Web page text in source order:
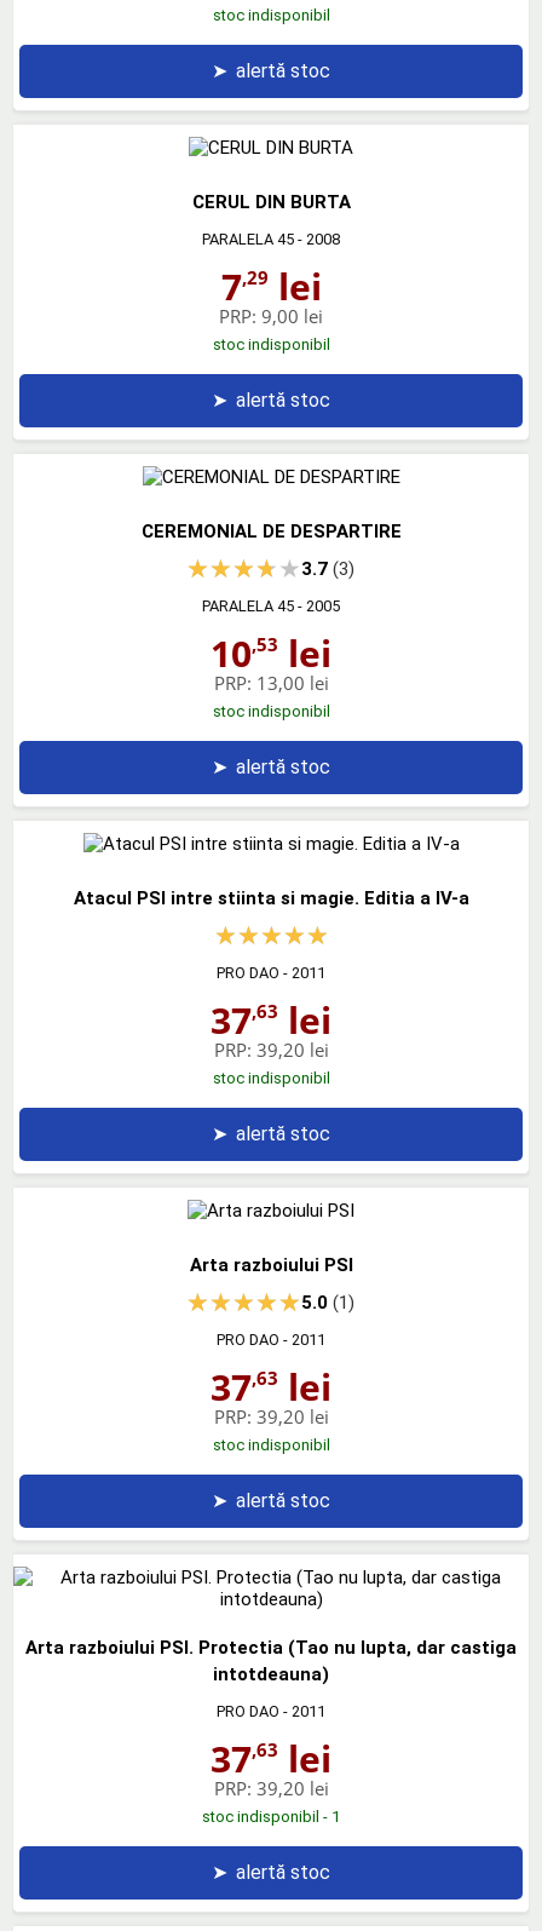
stoc indisponibil
➤ alertă stoc
CERUL DIN BURTA
PARALELA 45 - 2008
7,29 lei
PRP: 9,00 lei
stoc indisponibil
➤ alertă stoc
CEREMONIAL DE DESPARTIRE
3.7(3)
PARALELA 45 - 2005
10,53 lei
PRP: 13,00 lei
stoc indisponibil
➤ alertă stoc
Atacul PSI intre stiinta si magie. Editia a IV-a
PRO DAO - 2011
37,63 lei
PRP: 39,20 lei
stoc indisponibil
➤ alertă stoc
Arta razboiului PSI
5.0(1)
PRO DAO - 2011
37,63 lei
PRP: 39,20 lei
stoc indisponibil
➤ alertă stoc
Arta razboiului PSI. Protectia (Tao nu lupta, dar castiga
intotdeauna)
PRO DAO - 2011
37,63 lei
PRP: 39,20 lei
stoc indisponibil - 1
➤ alertă stoc